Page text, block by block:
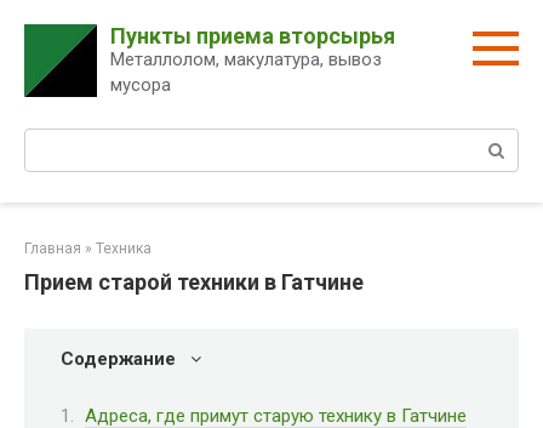
контенту
Пункты приема вторсырья
Металлолом, макулатура, вывоз
мусора
Главная » Техника
Прием старой техники в Гатчине
Содержание
Адреса, где примут старую технику в Гатчине